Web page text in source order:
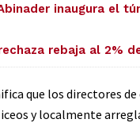
inaugura el
rechaza rebaja al 2%
que los directores
y localmente